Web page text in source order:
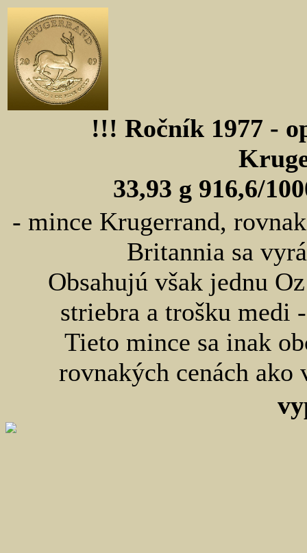
!!! Ročník 1977 -
33,93 g 916,6/
- mince Krugerrand,
Britannia sa
Obsahujú však jednu
striebra a trošku medi
Tieto mince sa inak
rovnakých cenách ako